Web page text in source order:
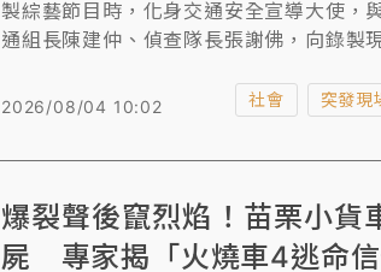
製綜藝節目時，化身交通安全宣導大使，
通組長陳建仲、偵查隊長張謝佛，向錄製
毒駕事件頻傳，胡瓜語重心長地提醒「平
害己」將生硬的政令融入娛樂節目中，寓
2026/08/04 10:02 社會 突發現
爆裂聲後竄烈焰！苗栗小貨
屍 專家揭「火燒車4逃命信